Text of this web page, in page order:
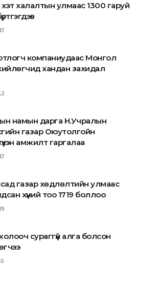
халалтын улмаас 1300 гаруй
компаниудаас Монгол
хандан захидал
намын дарга Н.Учралын
газар Оюутолгойн
амжилт гаргалаа
газар хөдлөлтийн улмаас
хүний тоо 1719 боллоо
сураггүй алга болсон